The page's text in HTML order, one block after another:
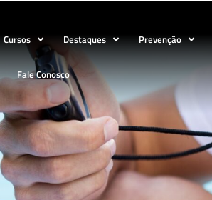
Cursos Destaques Prevenção
Fale Conosco